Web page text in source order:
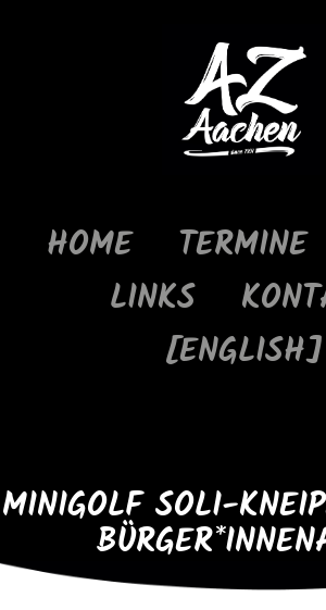
HOME TERMINE
LINKS
[ENGLISH]
MINIGOLF SOLI-